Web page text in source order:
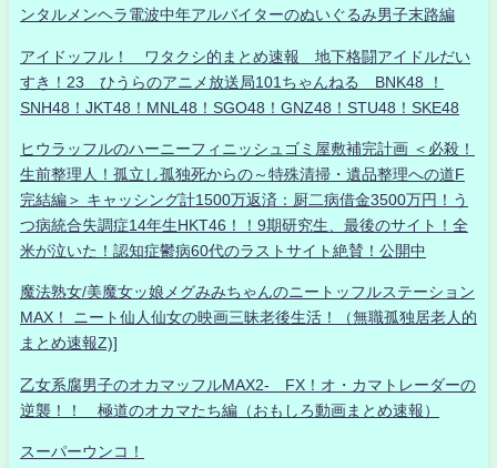
ンタルメンヘラ電波中年アルバイターのぬいぐるみ男子末路編
アイドッフル！ ワタクシ的まとめ速報 地下格闘アイドルだい
すき！23 ひうらのアニメ放送局101ちゃんねる BNK48 ！
SNH48！JKT48！MNL48！SGO48！GNZ48！STU48！SKE48
ヒウラッフルのハーニーフィニッシュゴミ屋敷補完計画 ＜必殺！
生前整理人！孤立し孤独死からの～特殊清掃・遺品整理への道F
完結編＞ キャッシング計1500万返済：厨二病借金3500万円！う
つ病統合失調症14年生HKT46！！9期研究生、最後のサイト！全
米が泣いた！認知症鬱病60代のラストサイト絶賛！公開中
魔法熟女/美魔女ッ娘メグみみちゃんのニートッフルステーション
MAX！ ニート仙人仙女の映画三昧老後生活！（無職孤独居老人的
まとめ速報Z)]
乙女系腐男子のオカマッフルMAX2- FX！オ・カマトレーダーの
逆襲！！ 極道のオカマたち編（おもしろ動画まとめ速報）
スーパーウンコ！